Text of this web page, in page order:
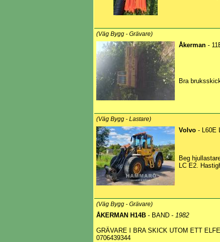
(Väg Bygg - Grävare)
Åkerman -
Bra
(Väg Bygg - Lastare)
Volvo - L60E
Beg
LC E2.
(Väg Bygg - Grävare)
ÅKERMAN H14B - BAND - 1982
GRÄVARE I BRA SKICK UTOM ETT
0706439344